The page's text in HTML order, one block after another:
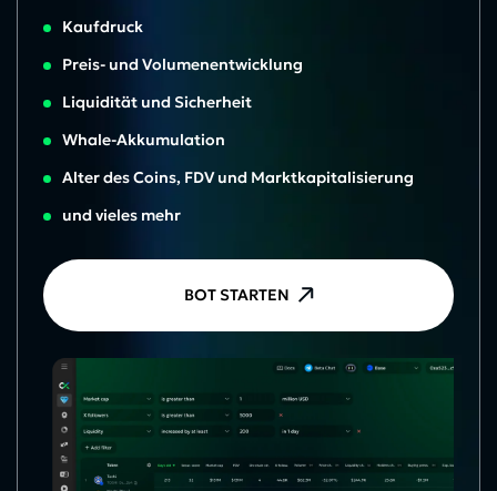
Kaufdruck
Preis- und Volumenentwicklung
Liquidität und Sicherheit
Whale-Akkumulation
Alter des Coins, FDV und Marktkapitalisierung
und vieles mehr
BOT STARTEN